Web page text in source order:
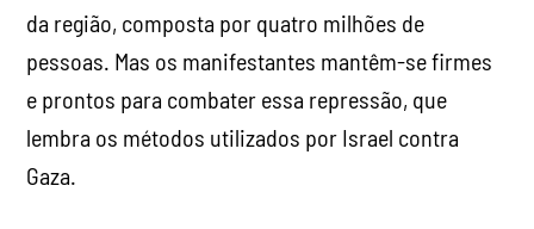
da região, composta por quatro milhões de
pessoas. Mas os manifestantes mantêm-se firmes
e prontos para combater essa repressão, que
lembra os métodos utilizados por Israel contra
Gaza.